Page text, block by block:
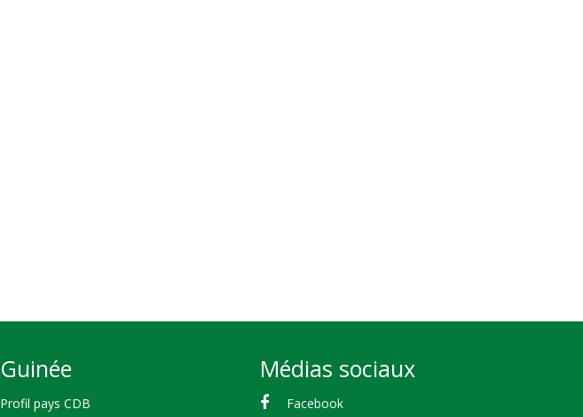
Guinée
Profil pays CDB
Médias sociaux
Facebook